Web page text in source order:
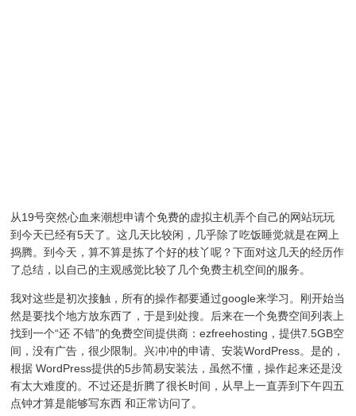
从19号突然心血来潮想申请个免费的虚拟主机弄个自己的网站玩玩
到今天已经有5天了。这几天比较闲，几乎除了吃饭睡觉就是在网上
捣腾。到今天，算不算是拣了个好的枝丫呢？下面对这几天的经历作
了总结，以自己的主观感觉比较了几个免费主机空间的服务。
我对这些是初次接触，所有的操作都要通过google来学习。刚开始当
然是要找个地方放东西了，于是到处搜。后来在一个免费空间列表上
找到一个“还 不错”的免费空间提供商：ezfreehosting，提供7.5GB空
间，没有广告，很少限制。兴冲冲的申请、安装WordPress。是的，
根据 WordPress提供的5步简易安装法，虽然不懂，操作起来还是没
有太大难度的。不过还是折腾了很长时间，从早上一直弄到下午四五
点钟才算是能够写东西 和正常访问了。